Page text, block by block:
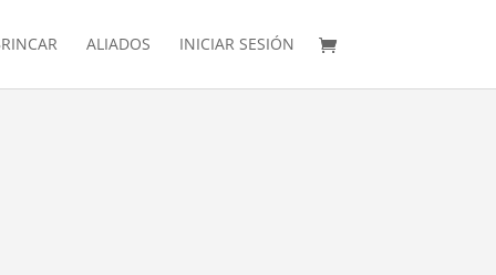
ALIADOS INICIAR SESIÓN